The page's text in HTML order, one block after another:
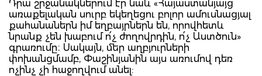
Դրա շրջանակներում էր նաև «Հայաստանյայց
առաքելական սուրբ եկեղեցու բոլոր ամուսնացյալ
քահանաներն իմ եղբայրներն են, որովհետև
նրանք չեն խաբում ո՛չ ժողովրդին, ո՛չ Աստծուն»
գրառումը։ Սակայն, մեր աղբյուրների
փոխանցմամբ, Փաշինյանին այս առումով դեռ
ոչինչ չի հաջողվում անել: